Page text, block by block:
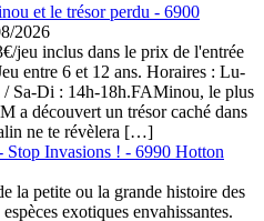
et le trésor perdu - 6900
2026
jeu inclus dans le prix de l'entrée
entre 6 et 12 ans. Horaires : Lu-
/ Sa-Di : 14h-18h.FAMinou, le plus
a découvert un trésor caché dans
ne te révèlera […]
Stop Invasions ! - 6990 Hotton
la petite ou la grande histoire des
exotiques envahissantes.